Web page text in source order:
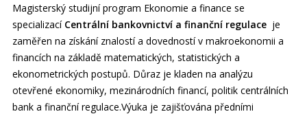
Magisterský studijní program Ekonomie a finance se
specializací Centrální bankovnictví a finanční regulace je
zaměřen na získání znalostí a dovedností v makroekonomii a
financích na základě matematických, statistických a
ekonometrických postupů. Důraz je kladen na analýzu
otevřené ekonomiky, mezinárodních financí, politik centrálních
bank a finanční regulace.Výuka je zajišťována předními